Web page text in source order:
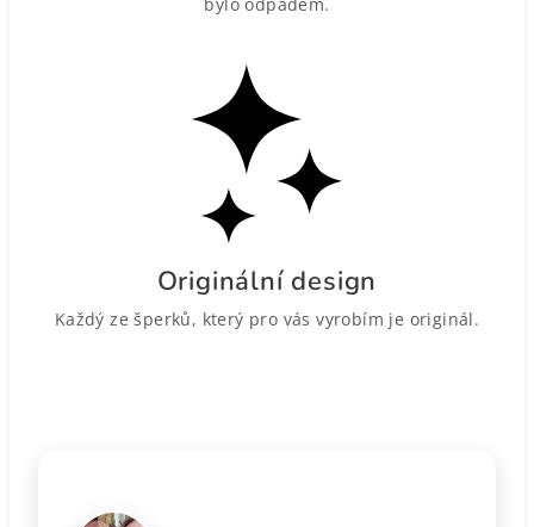
Originální design
Každý ze šperků, který pro vás vyrobím je originál.